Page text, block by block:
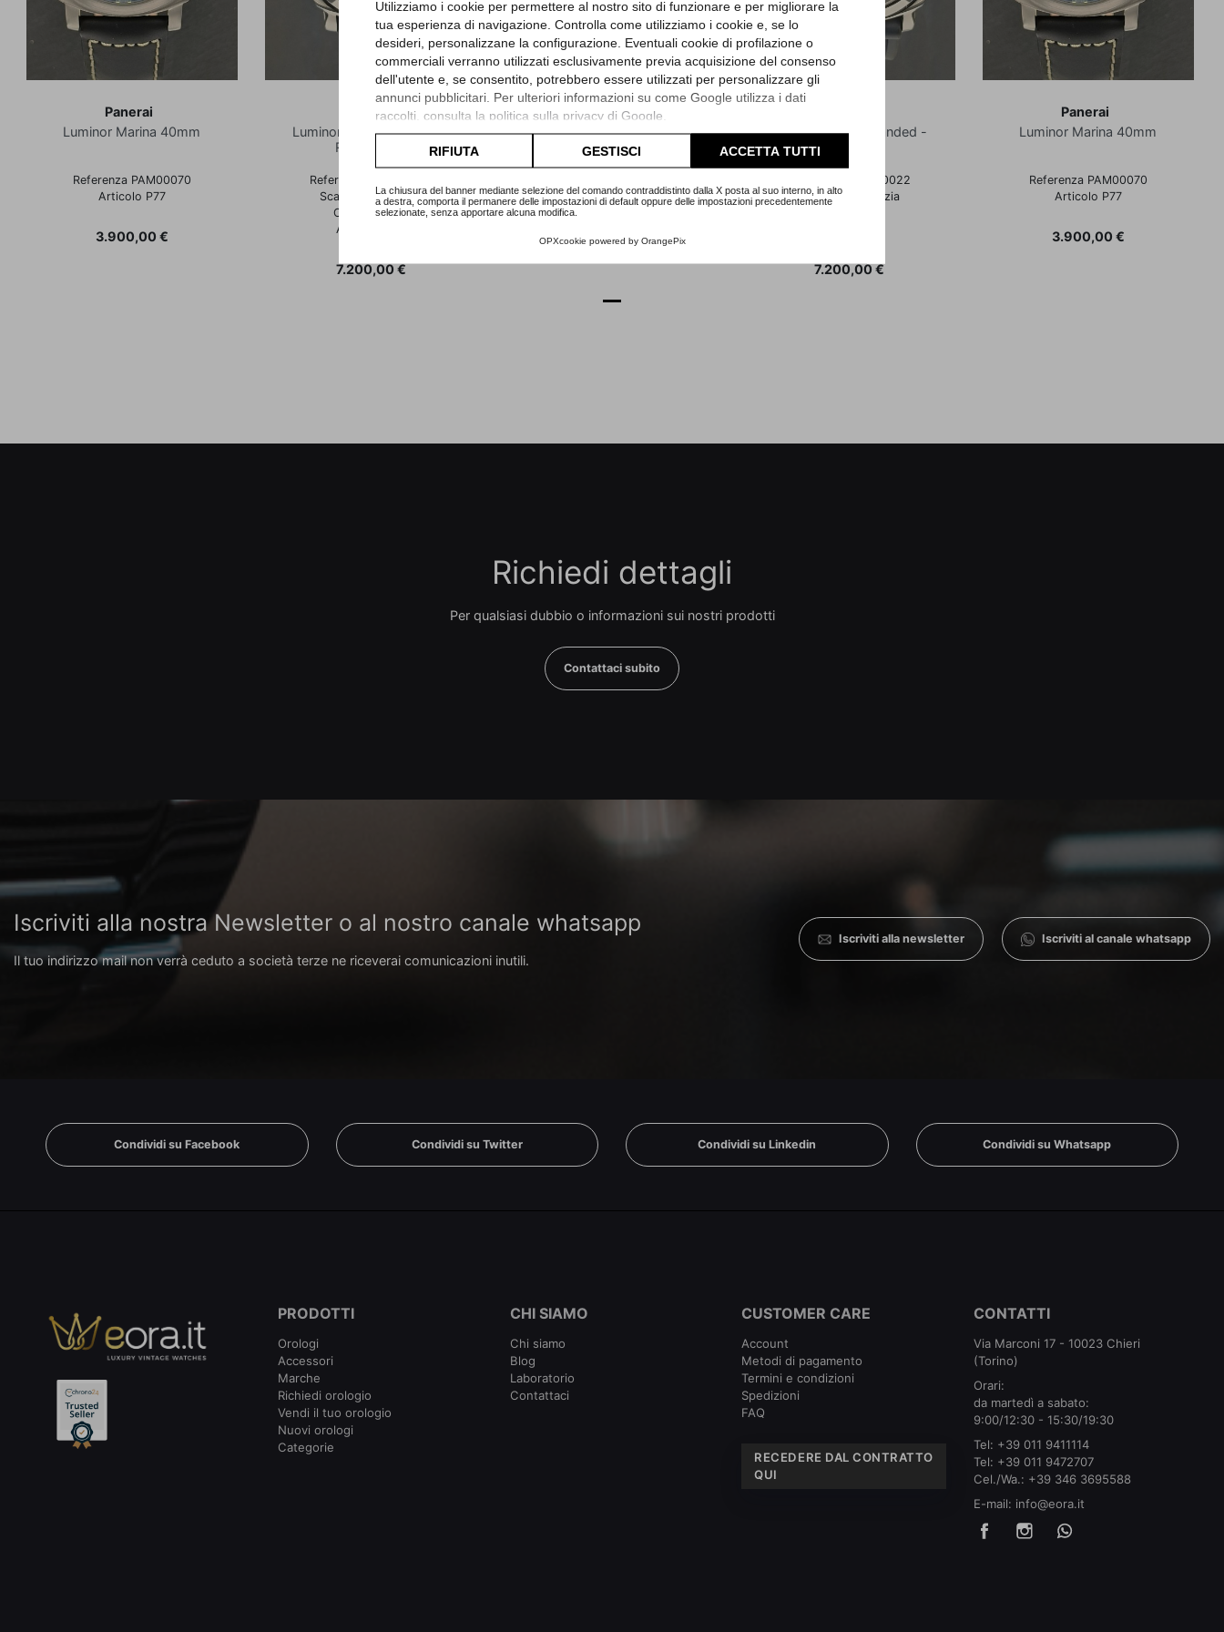
Utilizziamo i cookie per permettere al nostro sito di funzionare e per migliorare la
tua esperienza di navigazione. Controlla come utilizziamo i cookie e, se lo
desideri, personalizzane la configurazione. Eventuali cookie di profilazione o
commerciali verranno utilizzati esclusivamente previa acquisizione del consenso
dell'utente e, se consentito, potrebbero essere utilizzati per personalizzare gli
annunci pubblicitari. Per ulteriori informazioni su come Google utilizza i dati
raccolti, consulta la politica sulla privacy di Google
Consulta l'informativa cookie completa.
RIFIUTA GESTISCI ACCETTA TUTTI
La chiusura del banner mediante selezione del comando contraddistinto dalla X posta al suo interno, in alto
a destra, comporta il permanere delle impostazioni di default oppure delle impostazioni precedentemente
selezionate, senza apportare alcuna modifica.
OPXcookie powered by OrangePix
Panerai
Luminor Marina 40mm
Referenza PAM00070
Articolo P77
Prezzo
3.900,00 €
Panerai
Luminor - LEFT Handed -
RARISSIMO
Referenza PAM 00022
Scatola e Garanzia
Ottobre 2001
Articolo P93
Prezzo
7.200,00 €
Panerai
Luminor Marina 40mm
Articolo P77
Prezzo
3.900,00 €
Luminor - LEFT Handed -
RARISSIMO
Referenza PAM 00022
Scatola e Garanzia
Prezzo
7.200,00 €
Panerai
Luminor Marina 40mm
Referenza PAM00070
Articolo P77
Prezzo
3.900,00 €
Richiedi dettagli
Per qualsiasi dubbio o informazioni sui nostri prodotti
Contattaci subito
Iscriviti alla nostra Newsletter o al nostro canale whatsapp
Il tuo indirizzo mail non verrà ceduto a società terze ne riceverai comunicazioni inutili.
Iscriviti alla newsletter Iscriviti al canale whatsapp
Condividi su Facebook Condividi su Twitter Condividi su Linkedin Condividi su Whatsapp
PRODOTTI
Orologi
Accessori
Marche
Richiedi orologio
Vendi il tuo orologio
Nuovi orologi
Categorie
CHI SIAMO
Chi siamo
Blog
Laboratorio
Contattaci
CUSTOMER CARE
Account
Metodi di pagamento
Termini e condizioni
Spedizioni
FAQ
RECEDERE DAL CONTRATTO
QUI
CONTATTI
Via Marconi 17 - 10023 Chieri
(Torino)
Orari:
da martedì a sabato:
9:00/12:30 - 15:30/19:30
Tel: +39 011 9411114
Tel: +39 011 9472707
Cel./Wa.: +39 346 3695588
E-mail: info@eora.it